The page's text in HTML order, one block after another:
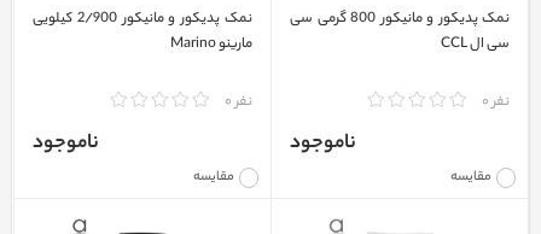
نمک پدیکور و مانیکور 800 گرمی سی
سی ال CCL
نفر 0
مقایسه
ناموجود
نمک پدیکور و مانیکور 2/900 کیلویی
مارینو Marino
نفر 0
مقایسه
ناموجود